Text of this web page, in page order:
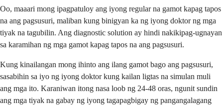
Oo, maaari mong ipagpatuloy ang iyong regular na gamot kapag tapos
na ang pagsusuri, maliban kung binigyan ka ng iyong doktor ng mga
tiyak na tagubilin. Ang diagnostic solution ay hindi nakikipag-ugnayan
sa karamihan ng mga gamot kapag tapos na ang pagsusuri.
Kung kinailangan mong ihinto ang ilang gamot bago ang pagsusuri,
sasabihin sa iyo ng iyong doktor kung kailan ligtas na simulan muli
ang mga ito. Karaniwan itong nasa loob ng 24-48 oras, ngunit sundin
ang mga tiyak na gabay ng iyong tagapagbigay ng pangangalagang